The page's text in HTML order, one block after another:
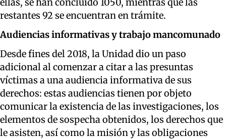
restantes 92 se encuentran en trámite.
Audiencias informativas y trabajo mancomunado
Desde fines del 2018, la Unidad dio un paso
adicional al comenzar a citar a las presuntas
víctimas a una audiencia informativa de sus
derechos: estas audiencias tienen por objeto
comunicar la existencia de las investigaciones, los
elementos de sospecha obtenidos, los derechos que
le asisten, así como la misión y las obligaciones